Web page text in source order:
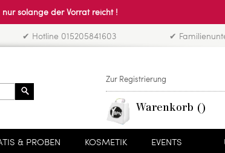
nur solange der Vorrat reicht !
✔ Hotline 015205841603 ✔
Zur Registrierung
Warenkorb
& PROBEN KOSMETIK EVENTS